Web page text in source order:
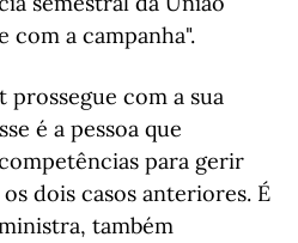
com a campanha".
prossegue com a sua
é a pessoa que
para gerir
dois casos anteriores. É
também